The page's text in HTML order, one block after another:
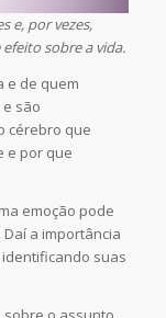
e, por vezes,
sobre a vida.
e de quem
são
cérebro que
e por que
emoção pode
a importância
suas